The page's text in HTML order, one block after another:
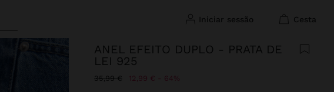
iniciar sessão cesta
ANEL EFEITO DUPLO - PRATA DE
LEI 925
Preço Reduzido De
35,99 €Para12,99 € 64%